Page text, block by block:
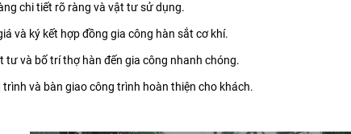
chi tiết rõ ràng và vật tư sử dụng.
và ký kết hợp đồng gia công hàn sắt cơ khí.
tư và bố trí thợ hàn đến gia công nhanh chóng.
và bàn giao công trình hoàn thiện cho khách.